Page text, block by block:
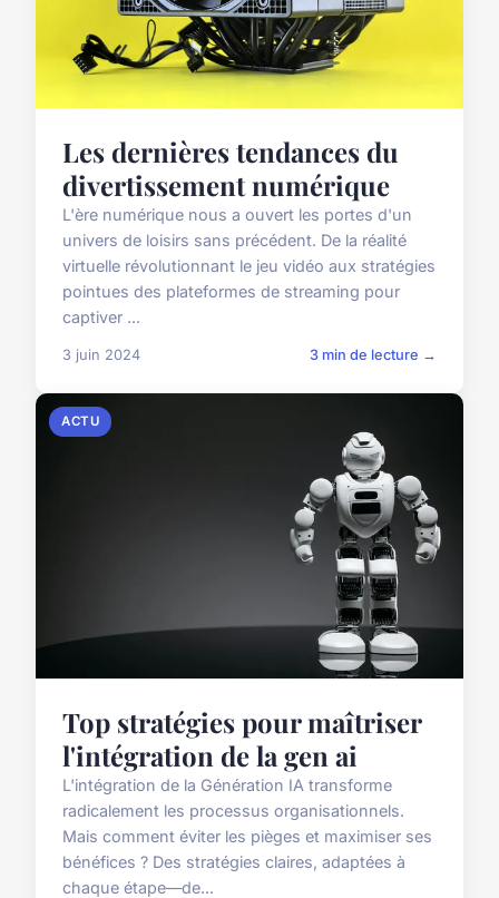
Les dernières tendances du
divertissement numérique
L'ère numérique nous a ouvert les portes d'un
univers de loisirs sans précédent. De la réalité
virtuelle révolutionnant le jeu vidéo aux stratégies
pointues des plateformes de streaming pour
captiver ...
3 juin 2024 3 min de lecture →
ACTU
Top stratégies pour maîtriser
l'intégration de la gen ai
L'intégration de la Génération IA transforme
radicalement les processus organisationnels.
Mais comment éviter les pièges et maximiser ses
bénéfices ? Des stratégies claires, adaptées à
chaque étape—de...